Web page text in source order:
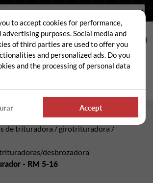
de trituradora / girotrituradora /
desbrozadora
- RM 5-16
to accept cookies for performance,
advertising purposes. Social media and
of third parties are used to offer you
and personalized ads. Do you
and the processing of personal data
Accept